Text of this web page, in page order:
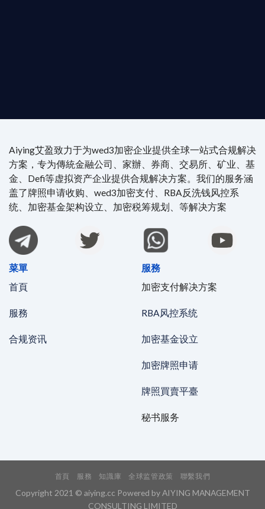
Aiying艾盈致力于为wed3加密企业提供全球一站式合规解决
方案，专为傳統金融公司、家辦、券商、交易所、矿业、基
金、Defi等虚拟资产企业提供合规解决方案。我们的服务涵
盖了牌照申请收购、wed3加密支付、RBA反洗钱风控系
统、加密基金架构设立、加密税筹规划、等解决方案
菜單
首頁
服務
合规资讯
服務
加密支付解决方案
RBA风控系统
加密基金设立
加密牌照申请
牌照買賣平臺
秘书服务
首頁 服務 知識庫 全球监管政策 聯繫我們
Copyright 2021 © aiying.cc Powered by AIYING MANAGEMENT
CONSULTING LIMITED